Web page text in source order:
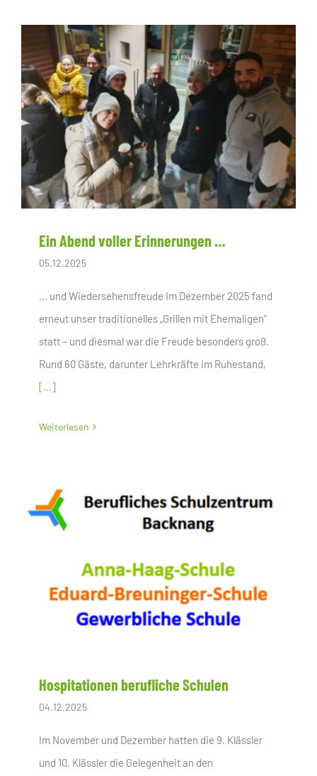
Ein Abend voller Erinnerungen …
05.12.2025
... und Wiedersehensfreude Im Dezember 2025 fand
erneut unser traditionelles „Grillen mit Ehemaligen“
statt – und diesmal war die Freude besonders groß.
Rund 60 Gäste, darunter Lehrkräfte im Ruhestand,
[...]
Weiterlesen
Hospitationen berufliche Schulen
04.12.2025
Im November und Dezember hatten die 9. Klässler
und 10. Klässler die Gelegenheit an den